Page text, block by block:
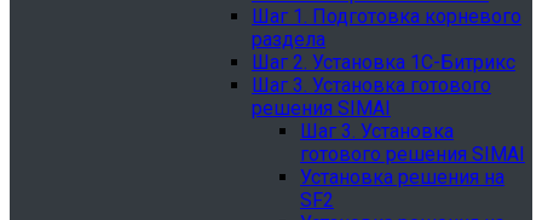
Шаг 1. Подготовка корневого
раздела
Шаг 2. Установка 1С-Битрикс
Шаг 3. Установка готового
решения SIMAI
Шаг 3. Установка
готового решения SIMAI
Установка решения на
SF2